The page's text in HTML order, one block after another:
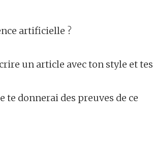
artificielle ?
un article avec ton style et tes
donnerai des preuves de ce